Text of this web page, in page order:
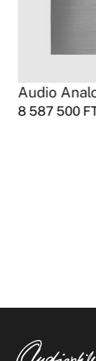
Audio
8 587 500FT